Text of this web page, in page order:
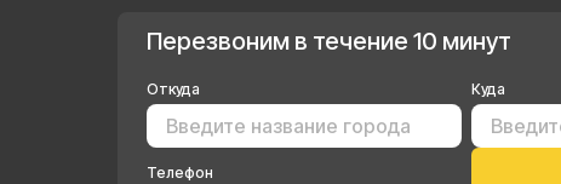
Перезвоним в течение 10 минут
Откуда Куда
Телефон